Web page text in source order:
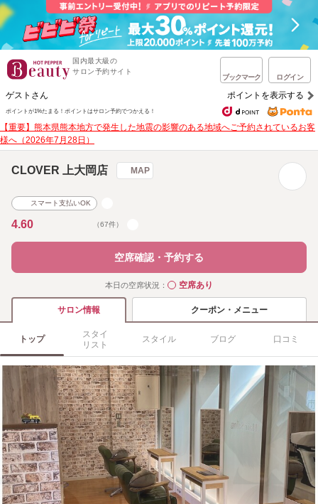
国内最大級の
サロン予約サイト
ブックマーク ログイン
ゲストさん ポイントを表示する
ポイントが1%たまる！ ポイントはサロン予約でつかえる！
【重要】熊本県熊本地方で発生した地震の影響のある地域へご予約されているお客
様へ（2026年7月28日）
CLOVER 上大岡店 MAP
スマート支払いOK
4.60 （67件）
空席確認・予約する
本日の空席状況： ◯空席あり
サロン情報 クーポン・メニュー
トップ
スタイ
リスト
スタイル ブログ 口コミ